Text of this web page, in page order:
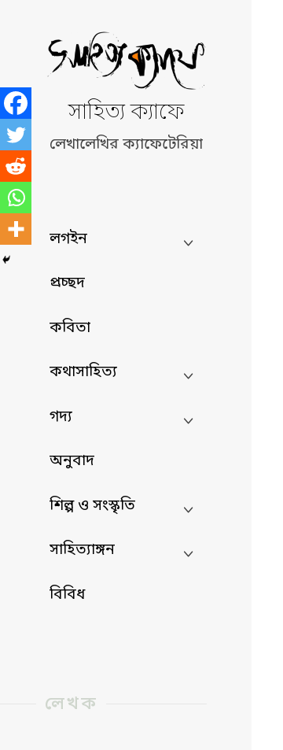
content
সাহিত্য ক্যাফে
লেখালেখির ক্যাফেটেরিয়া
লগইন
প্রচ্ছদ
কবিতা
কথাসাহিত্য
গদ্য
অনুবাদ
শিল্প ও সংস্কৃতি
সাহিত্যাঙ্গন
বিবিধ
লেখক